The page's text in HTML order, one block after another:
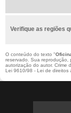
Verifique as regiões
O conteúdo do texto "
reservado. Sua reprodução,
autorização do autor. Crime
Lei 9610/98 - Lei de direitos